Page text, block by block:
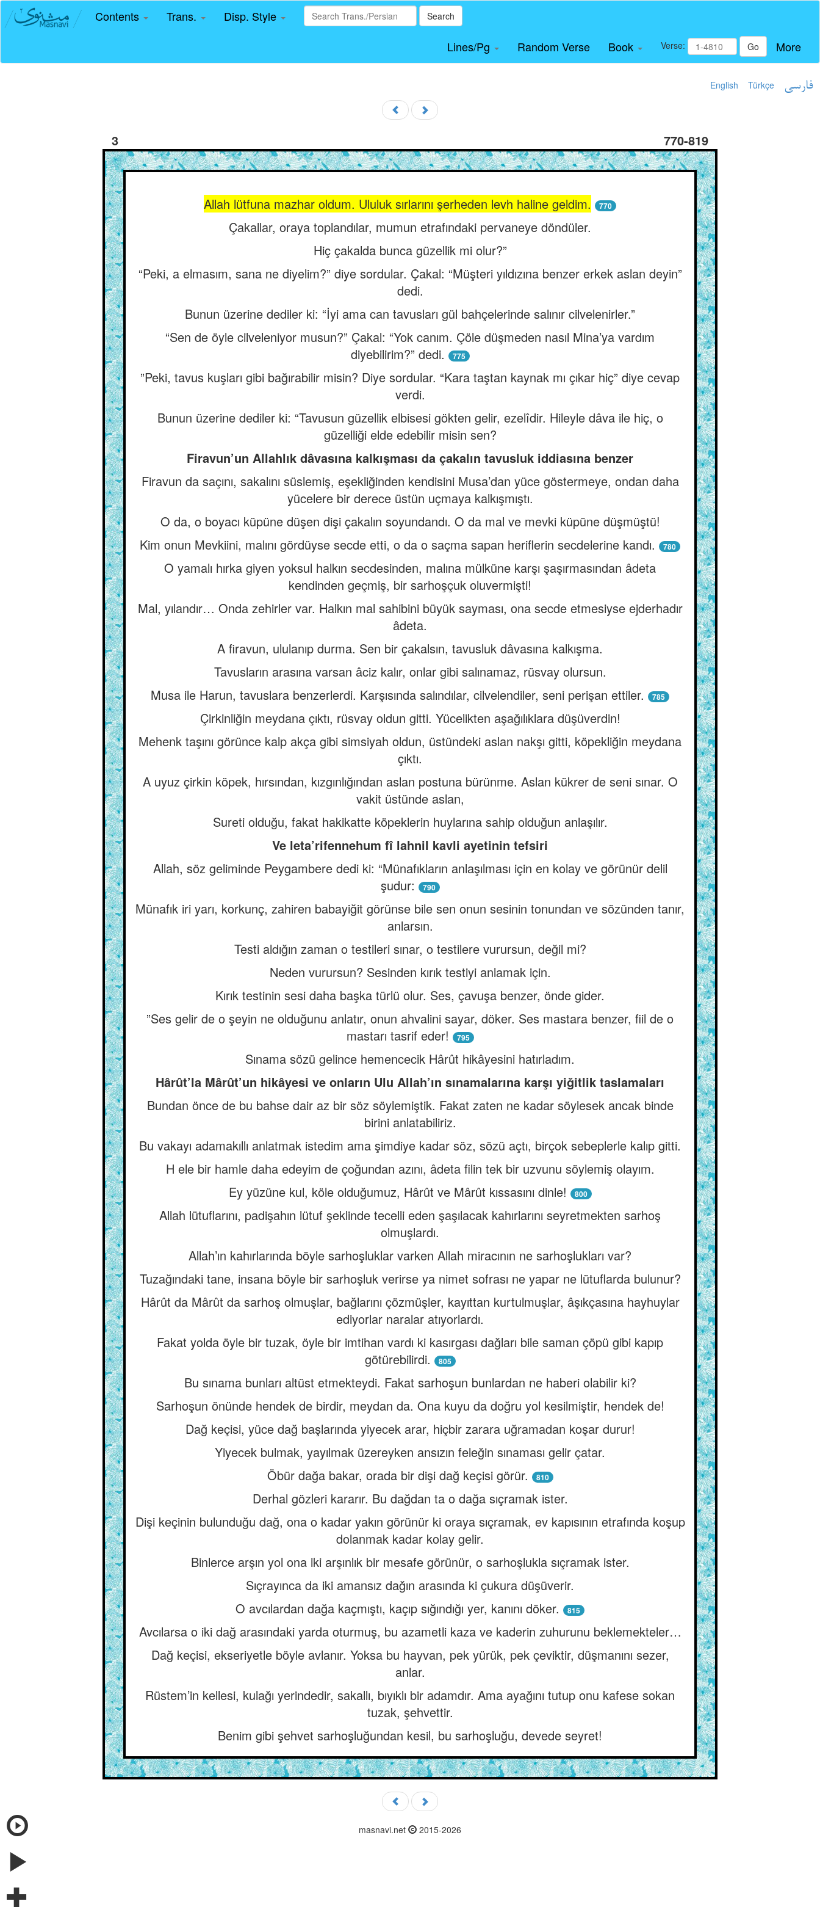
Contents Trans. Disp. Style Search
Lines/Pg Random Verse Book Verse: Go More
English Türkçe فارسی
3 770-819
Allah lütfuna mazhar oldum. Ululuk sırlarını şerheden levh haline geldim. 770
Çakallar, oraya toplandılar, mumun etrafındaki pervaneye döndüler.
Hiç çakalda bunca güzellik mi olur?”
“Peki, a elmasım, sana ne diyelim?” diye sordular. Çakal: “Müşteri yıldızına benzer erkek aslan deyin”
dedi.
Bunun üzerine dediler ki: “İyi ama can tavusları gül bahçelerinde salınır cilvelenirler.”
“Sen de öyle cilveleniyor musun?” Çakal: “Yok canım. Çöle düşmeden nasıl Mina’ya vardım
diyebilirim?” dedi.
775
”Peki, tavus kuşları gibi bağırabilir misin? Diye sordular. “Kara taştan kaynak mı çıkar hiç” diye cevap
verdi.
Bunun üzerine dediler ki: “Tavusun güzellik elbisesi gökten gelir, ezelîdir. Hileyle dâva ile hiç, o
güzelliği elde edebilir misin sen?
Firavun’un Allahlık dâvasına kalkışması da çakalın tavusluk iddiasına benzer
Firavun da saçını, sakalını süslemiş, eşekliğinden kendisini Musa’dan yüce göstermeye, ondan daha
yücelere bir derece üstün uçmaya kalkışmıştı.
O da, o boyacı küpüne düşen dişi çakalın soyundandı. O da mal ve mevki küpüne düşmüştü!
Kim onun Mevkiini, malını gördüyse secde etti, o da o saçma sapan heriflerin secdelerine kandı.
780
O yamalı hırka giyen yoksul halkın secdesinden, malına mülküne karşı şaşırmasından âdeta
kendinden geçmiş, bir sarhoşçuk oluvermişti!
Mal, yılandır… Onda zehirler var. Halkın mal sahibini büyük sayması, ona secde etmesiyse ejderhadır
âdeta.
A firavun, ululanıp durma. Sen bir çakalsın, tavusluk dâvasına kalkışma.
Tavusların arasına varsan âciz kalır, onlar gibi salınamaz, rüsvay olursun.
Musa ile Harun, tavuslara benzerlerdi. Karşısında salındılar, cilvelendiler, seni perişan ettiler.
785
Çirkinliğin meydana çıktı, rüsvay oldun gitti. Yücelikten aşağılıklara düşüverdin!
Mehenk taşını görünce kalp akça gibi simsiyah oldun, üstündeki aslan nakşı gitti, köpekliğin meydana
çıktı.
A uyuz çirkin köpek, hırsından, kızgınlığından aslan postuna bürünme. Aslan kükrer de seni sınar. O
vakit üstünde aslan,
Sureti olduğu, fakat hakikatte köpeklerin huylarına sahip olduğun anlaşılır.
Ve leta’rifennehum fî lahnil kavli ayetinin tefsiri
Allah, söz geliminde Peygambere dedi ki: “Münafıkların anlaşılması için en kolay ve görünür delil
şudur:
790
Münafık iri yarı, korkunç, zahiren babayiğit görünse bile sen onun sesinin tonundan ve sözünden tanır,
anlarsın.
Testi aldığın zaman o testileri sınar, o testilere vurursun, değil mi?
Neden vurursun? Sesinden kırık testiyi anlamak için.
Kırık testinin sesi daha başka türlü olur. Ses, çavuşa benzer, önde gider.
”Ses gelir de o şeyin ne olduğunu anlatır, onun ahvalini sayar, döker. Ses mastara benzer, fiil de o
mastarı tasrif eder!
795
Sınama sözü gelince hemencecik Hârût hikâyesini hatırladım.
Hârût’la Mârût’un hikâyesi ve onların Ulu Allah’ın sınamalarına karşı yiğitlik taslamaları
Bundan önce de bu bahse dair az bir söz söylemiştik. Fakat zaten ne kadar söylesek ancak binde
birini anlatabiliriz.
Bu vakayı adamakıllı anlatmak istedim ama şimdiye kadar söz, sözü açtı, birçok sebeplerle kalıp gitti.
H ele bir hamle daha edeyim de çoğundan azını, âdeta filin tek bir uzvunu söylemiş olayım.
Ey yüzüne kul, köle olduğumuz, Hârût ve Mârût kıssasını dinle!
800
Allah lütuflarını, padişahın lütuf şeklinde tecelli eden şaşılacak kahırlarını seyretmekten sarhoş
olmuşlardı.
Allah’ın kahırlarında böyle sarhoşluklar varken Allah miracının ne sarhoşlukları var?
Tuzağındaki tane, insana böyle bir sarhoşluk verirse ya nimet sofrası ne yapar ne lütuflarda bulunur?
Hârût da Mârût da sarhoş olmuşlar, bağlarını çözmüşler, kayıttan kurtulmuşlar, âşıkçasına hayhuylar
ediyorlar naralar atıyorlardı.
Fakat yolda öyle bir tuzak, öyle bir imtihan vardı ki kasırgası dağları bile saman çöpü gibi kapıp
götürebilirdi.
805
Bu sınama bunları altüst etmekteydi. Fakat sarhoşun bunlardan ne haberi olabilir ki?
Sarhoşun önünde hendek de birdir, meydan da. Ona kuyu da doğru yol kesilmiştir, hendek de!
Dağ keçisi, yüce dağ başlarında yiyecek arar, hiçbir zarara uğramadan koşar durur!
Yiyecek bulmak, yayılmak üzereyken ansızın feleğin sınaması gelir çatar.
Öbür dağa bakar, orada bir dişi dağ keçisi görür.
810
Derhal gözleri kararır. Bu dağdan ta o dağa sıçramak ister.
Dişi keçinin bulunduğu dağ, ona o kadar yakın görünür ki oraya sıçramak, ev kapısının etrafında koşup
dolanmak kadar kolay gelir.
Binlerce arşın yol ona iki arşınlık bir mesafe görünür, o sarhoşlukla sıçramak ister.
Sıçrayınca da iki amansız dağın arasında ki çukura düşüverir.
O avcılardan dağa kaçmıştı, kaçıp sığındığı yer, kanını döker.
815
Avcılarsa o iki dağ arasındaki yarda oturmuş, bu azametli kaza ve kaderin zuhurunu beklemekteler…
Dağ keçisi, ekseriyetle böyle avlanır. Yoksa bu hayvan, pek yürük, pek çeviktir, düşmanını sezer,
anlar.
Rüstem’in kellesi, kulağı yerindedir, sakallı, bıyıklı bir adamdır. Ama ayağını tutup onu kafese sokan
tuzak, şehvettir.
Benim gibi şehvet sarhoşluğundan kesil, bu sarhoşluğu, devede seyret!
masnavi.net 2015-2026